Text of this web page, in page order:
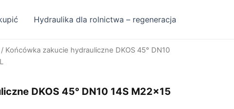
Hydraulika dla rolnictwa – regeneracja
/ Końcówka zakucie hydrauliczne DKOS 45° DN10
DKOS 45° DN10 14S M22x15